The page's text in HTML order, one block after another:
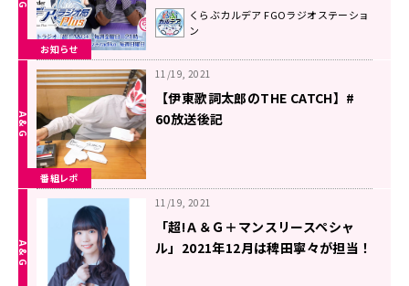
お知らせ
くらぶカルデア FGOラジオステーショ
ン
番組レポ
11/19, 2021
【伊東歌詞太郎のTHE CATCH】#
60放送後記
11/19, 2021
「超!Ａ＆Ｇ＋マンスリースペシャ
ル」2021年12月は稗田寧々が担当！